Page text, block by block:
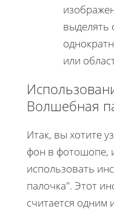
или
Волшебная
Итак, вы хотите
фон в фотошопе,
использовать
палочка". Этот
считается одним